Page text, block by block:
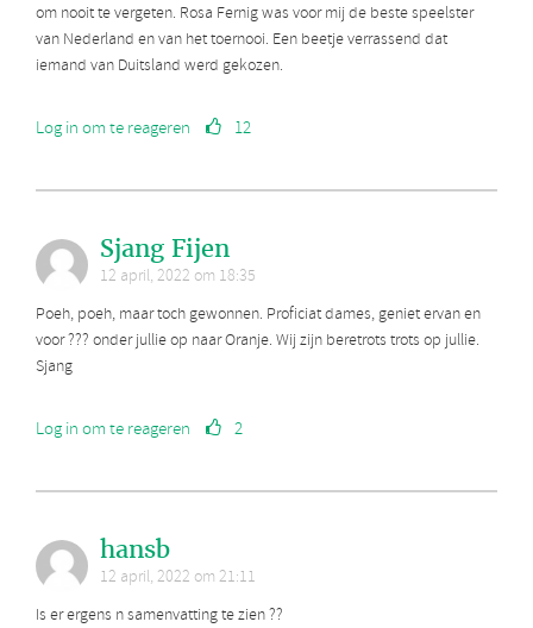
om nooit te vergeten. Rosa Fernig was voor mij de beste speelster
van Nederland en van het toernooi. Een beetje verrassend dat
iemand van Duitsland werd gekozen.
Log in om te reageren 12
Sjang Fijen
12 april, 2022 om 18:35
Poeh, poeh, maar toch gewonnen. Proficiat dames, geniet ervan en
voor ??? onder jullie op naar Oranje. Wij zijn beretrots trots op jullie.
Sjang
Log in om te reageren 2
hansb
12 april, 2022 om 21:11
Is er ergens n samenvatting te zien ??